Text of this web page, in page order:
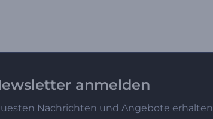
anmelden
Nachrichten und Angebote erhalten